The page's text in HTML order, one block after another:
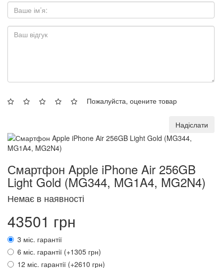
Пожалуйста, оцените товар
Надіслати
Смартфон Apple iPhone Air 256GB
Light Gold (MG344, MG1A4, MG2N4)
Немає в наявності
43501 грн
3 міс. гарантії
6 міс. гарантії (+1305 грн)
12 міс. гарантії (+2610 грн)